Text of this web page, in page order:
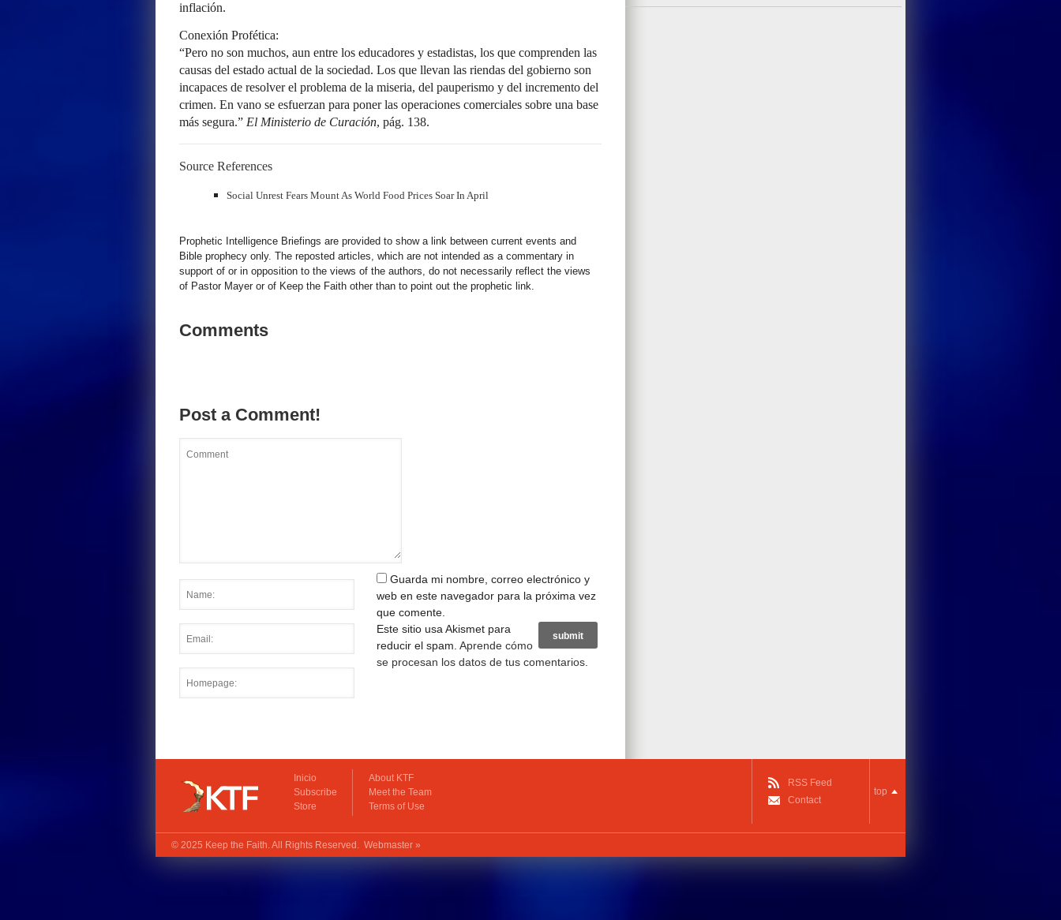
inflación.
Conexión Profética:
“Pero no son muchos, aun entre los educadores y estadistas, los que comprenden las
causas del estado actual de la sociedad. Los que llevan las riendas del gobierno son
incapaces de resolver el problema de la miseria, del pauperismo y del incremento del
crimen. En vano se esfuerzan para poner las operaciones comerciales sobre una base
más segura.” El Ministerio de Curación, pág. 138.
Source References
Social Unrest Fears Mount As World Food Prices Soar In April
Prophetic Intelligence Briefings are provided to show a link between current events and
Bible prophecy only. The reposted articles, which are not intended as a commentary in
support of or in opposition to the views of the authors, do not necessarily reflect the views
of Pastor Mayer or of Keep the Faith other than to point out the prophetic link.
Comments
Post a Comment!
Guarda mi nombre, correo electrónico y
web en este navegador para la próxima vez
que comente.
Este sitio usa Akismet para
reducir el spam. Aprende cómo
se procesan los datos de tus comentarios
Inicio
Subscribe
Store
About KTF
Meet the Team
Terms of Use
RSS Feed
Contact
top
© 2025 Keep the Faith. All Rights Reserved. Webmaster »